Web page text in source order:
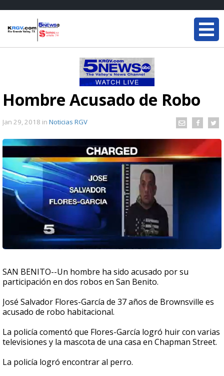
Hombre Acusado de Robo
Jan 29, 2018 in Noticias RGV
SAN BENITO--Un hombre ha sido acusado por su
participación en dos robos en San Benito.
José Salvador Flores-García de 37 años de Brownsville es
acusado de robo habitacional.
La policía comentó que Flores-García logró huir con varias
televisiones y la mascota de una casa en Chapman Street.
La policía logró encontrar al perro.